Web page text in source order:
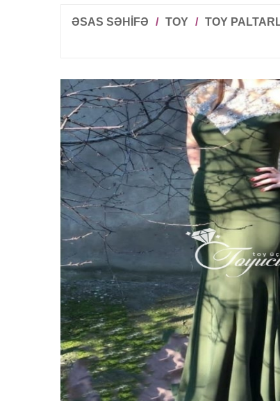
ƏSAS SƏHİFƏ / TOY / TOY